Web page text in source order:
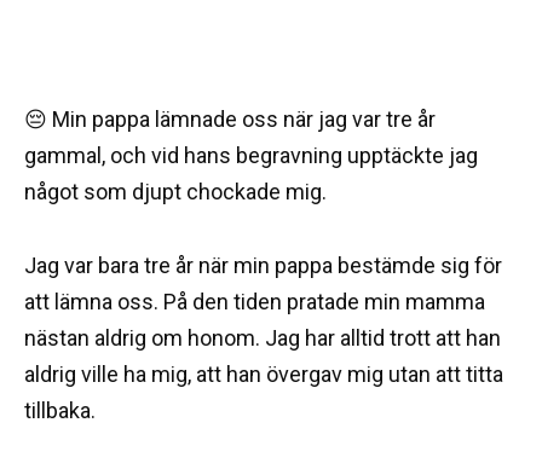
😔 Min pappa lämnade oss när jag var tre år
gammal, och vid hans begravning upptäckte jag
något som djupt chockade mig.
Jag var bara tre år när min pappa bestämde sig för
att lämna oss. På den tiden pratade min mamma
nästan aldrig om honom. Jag har alltid trott att han
aldrig ville ha mig, att han övergav mig utan att titta
tillbaka.